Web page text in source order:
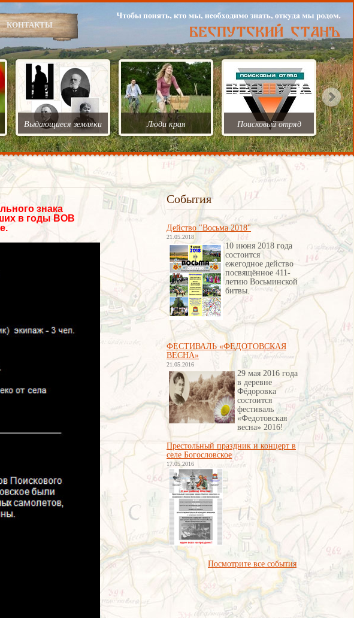
КОНТАКТЫ
Выдающиеся земляки Люди края Поисковый отряд
знака
в годы ВОВ
События
Действо "Восьма 2018"
21.05.2018
10 июня 2018 года
состоится
ежегодное действо
посвящённое 411-
летию Восьминской
битвы.
ФЕСТИВАЛЬ «ФЕДОТОВСКАЯ
ВЕСНА»
21.05.2016
29 мая 2016 года
в деревне
Фёдоровка
состоится
фестиваль
«Федотовская
весна» 2016!
Престольный праздник и концерт в
селе Богословское
17.05.2016
Посмотрите все события